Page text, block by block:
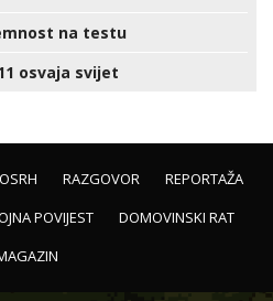
na testu
osvaja svijet
RAZGOVOR
REPORTAŽA
POVIJEST
DOMOVINSKI RAT